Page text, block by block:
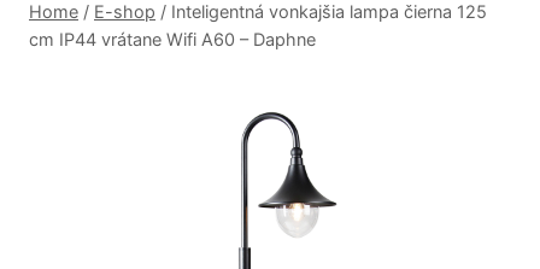
Home / E-shop / Inteligentná vonkajšia lampa čierna 125
cm IP44 vrátane Wifi A60 – Daphne